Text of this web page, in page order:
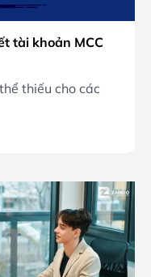
tài khoản MCC
thiếu cho các